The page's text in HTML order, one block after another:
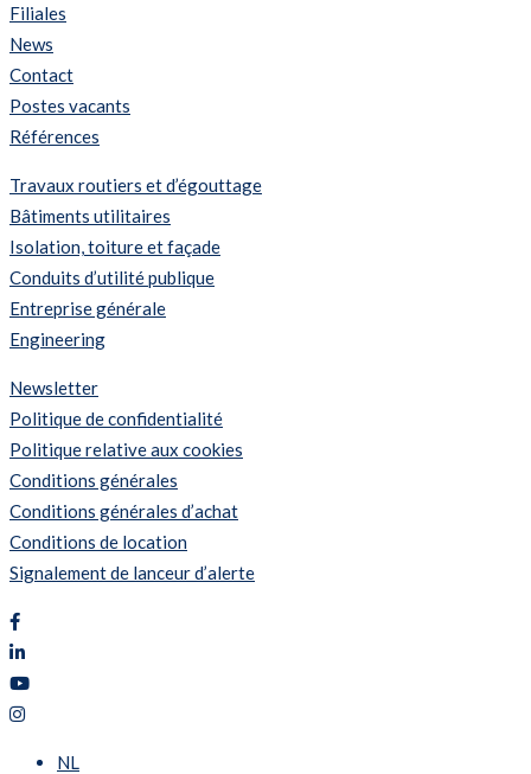
Filiales
News
Contact
Postes vacants
Références
Travaux routiers et d’égouttage
Bâtiments utilitaires
Isolation, toiture et façade
Conduits d’utilité publique
Entreprise générale
Engineering
Newsletter
Politique de confidentialité
Politique relative aux cookies
Conditions générales
Conditions générales d’achat
Conditions de location
Signalement de lanceur d’alerte
NL